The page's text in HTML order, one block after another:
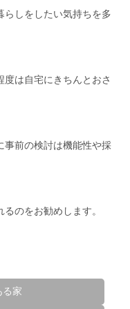
らしをしたい気持ちを多
は自宅にきちんとおさ
事前の検討は機能性や採
のをお勧めします。
る家